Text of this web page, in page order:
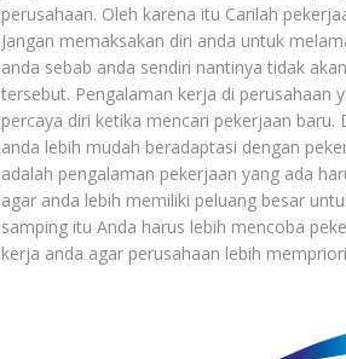
perusahaan. Oleh karena itu Carilah
Jangan memaksakan diri anda untuk
anda sebab anda sendiri nantinya tidak
tersebut. Pengalaman kerja di perusahaan
percaya diri ketika mencari pekerjaan
anda lebih mudah beradaptasi dengan
adalah pengalaman pekerjaan yang ada
agar anda lebih memiliki peluang besar
samping itu Anda harus lebih mencoba
kerja anda agar perusahaan lebih